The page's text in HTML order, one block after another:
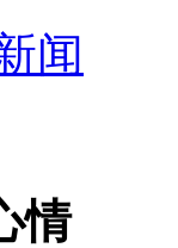
将其击毙
闻
情